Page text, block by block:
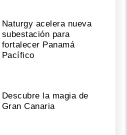
Naturgy acelera nueva
subestación para
fortalecer Panamá
Pacífico
Descubre la magia de
Gran Canaria